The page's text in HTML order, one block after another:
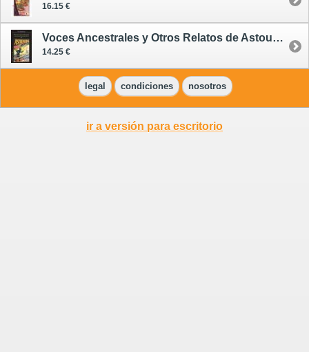
16.15 €
Voces Ancestrales y Otros Relatos de Astounding Stories
14.25 €
legal condiciones nosotros
ir a versión para escritorio